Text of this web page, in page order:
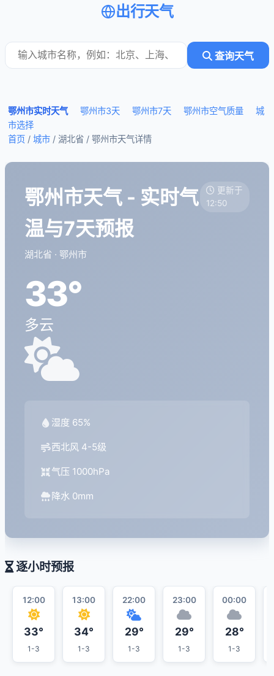
出行天气
查询天气
鄂州市实时天气 鄂州市3天 鄂州市7天 鄂州市空气质量
城
市选择
首页 / 城市 / 湖北省 / 鄂州市天气详情
鄂州市天气 - 实时气
温与7天预报
湖北省 · 鄂州市
更新于
12:50
33°
多云
湿度 65%
西北风 4-5级
气压 1000hPa
降水 0mm
逐小时预报
12:00
33°
1-3
13:00
34°
1-3
22:00
29°
1-3
23:00
29°
1-3
00:00
28°
1-3